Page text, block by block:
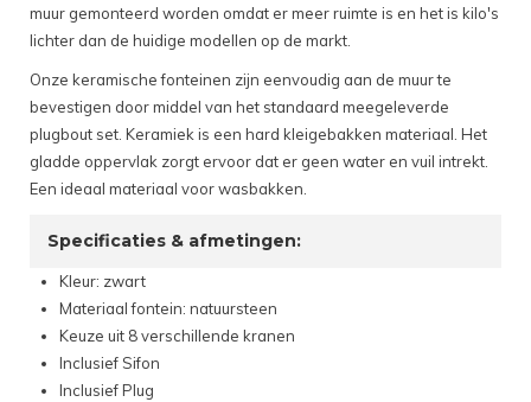
muur gemonteerd worden omdat er meer ruimte is en het is kilo's
lichter dan de huidige modellen op de markt.
Onze keramische fonteinen zijn eenvoudig aan de muur te
bevestigen door middel van het standaard meegeleverde
plugbout set. Keramiek is een hard kleigebakken materiaal. Het
gladde oppervlak zorgt ervoor dat er geen water en vuil intrekt.
Een ideaal materiaal voor wasbakken.
Specificaties & afmetingen:
Kleur: zwart
Materiaal fontein: natuursteen
Keuze uit 8 verschillende kranen
Inclusief Sifon
Inclusief Plug